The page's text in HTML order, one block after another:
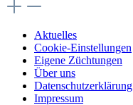
Aktuelles
Cookie-Einstellungen
Eigene Züchtungen
Über uns
Datenschutzerklärung
Impressum